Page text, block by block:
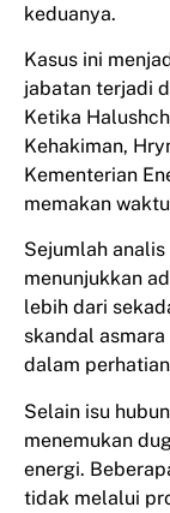
keduanya.
Kasus ini
jabatan terjadi
Ketika
Kehakiman,
Kementerian
memakan
Sejumlah
menunjukkan
lebih dari
skandal
dalam
Selain isu
menemukan
energi.
tidak melalui